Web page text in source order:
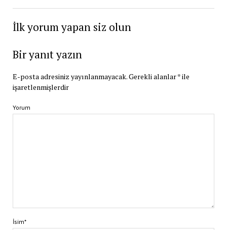
İlk yorum yapan siz olun
Bir yanıt yazın
E-posta adresiniz yayınlanmayacak.Gerekli alanlar*ile
işaretlenmişlerdir
Yorum
İsim*